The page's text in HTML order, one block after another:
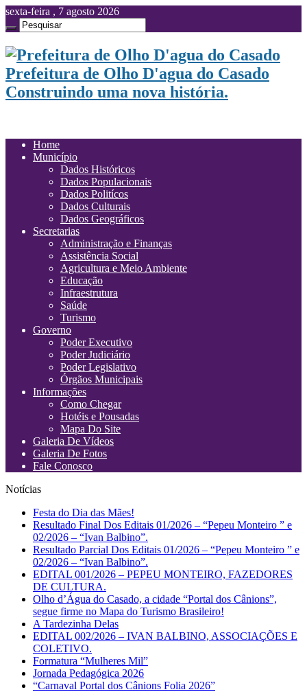
sexta-feira , 7 agosto 2026
Prefeitura de Olho D'agua do Casado
Construindo uma nova história.
Home
Município
Dados Históricos
Dados Populacionais
Dados Politícos
Dados Culturais
Dados Geográficos
Secretarias
Administração e Finanças
Assistência Social
Agricultura e Meio Ambiente
Educação
Infraestrutura
Saúde
Turismo
Governo
Poder Executivo
Poder Judiciário
Poder Legislativo
Órgãos Municipais
Informações
Como Chegar
Hotéis e Pousadas
Mapa Do Site
Galeria De Vídeos
Galeria De Fotos
Fale Conosco
Notícias
Festa do Dia das Mães!
Resultado Final Dos Editais 01/2026 – “Pepeu Monteiro ” e
02/2026 – “Ivan Balbino”.
Resultado Parcial Dos Editais 01/2026 – “Pepeu Monteiro ” e
02/2026 – “Ivan Balbino”.
EDITAL 001/2026 – PEPEU MONTEIRO, FAZEDORES
DE CULTURA.
Olho d’Água do Casado, a cidade “Portal dos Cânions”,
segue firme no Mapa do Turismo Brasileiro!
A Tardezinha Delas
EDITAL 002/2026 – IVAN BALBINO, ASSOCIAÇÕES E
COLETIVO.
Formatura “Mulheres Mil”
Jornada Pedagógica 2026
“Carnaval Portal dos Cânions Folia 2026”